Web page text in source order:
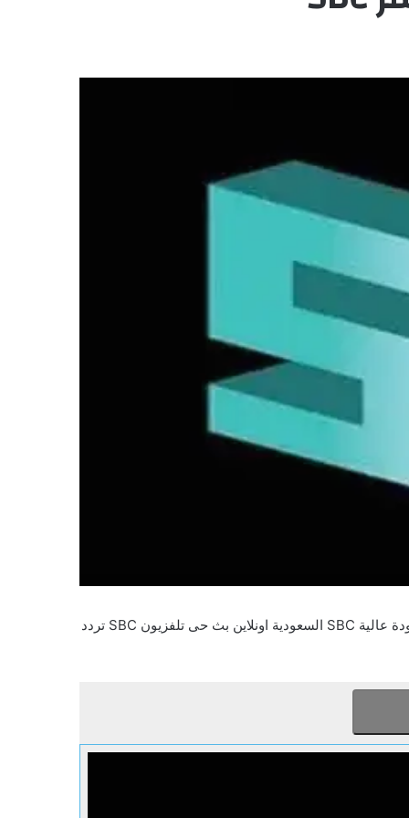
لايف SBC LIVE س ب سى يوتيوب اس بى سى بدون تقطيع SBC بجودة عالية SBC السعودية اونلاين بث حى تلفزيون SBC تردد